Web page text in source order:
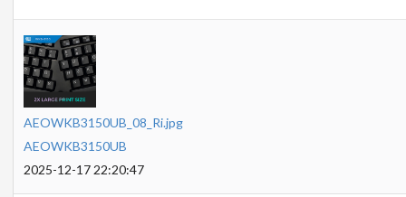
AEOWKB3150UB_08_Ri.jpg
AEOWKB3150UB
2025-12-17 22:20:47